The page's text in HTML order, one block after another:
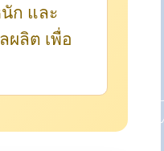
ก และ
ผลิต เพื่อ